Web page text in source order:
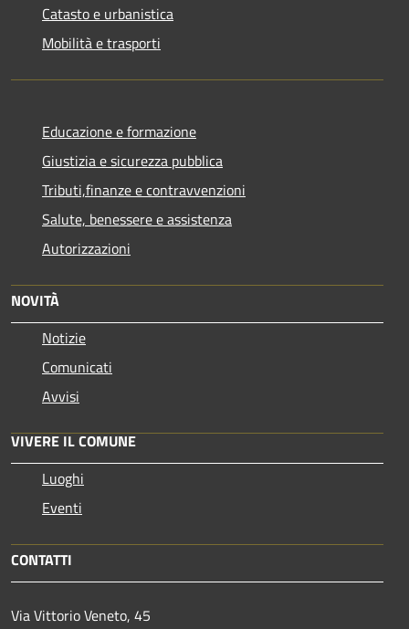
Catasto e urbanistica
Mobilità e trasporti
Educazione e formazione
Giustizia e sicurezza pubblica
Tributi,finanze e contravvenzioni
Salute, benessere e assistenza
Autorizzazioni
NOVITÀ
Notizie
Comunicati
Avvisi
VIVERE IL COMUNE
Luoghi
Eventi
CONTATTI
Via Vittorio Veneto, 45